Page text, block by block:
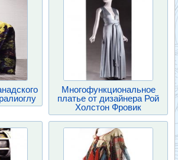
Многофункциональное
платье от дизайнера Рой
Холстон Фровик